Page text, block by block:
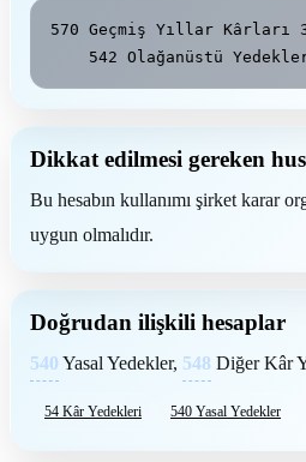
570 Geçmiş Yıllar Kârları
542 Olağanüstü
Dikkat edilmesi gereken
Bu hesabın kullanımı şirket karar
uygun olmalıdır.
Doğrudan ilişkili hesaplar
540 Yasal Yedekler, 548 Diğer Kâr
54 Kâr Yedekleri 540 Yasal Yedekler